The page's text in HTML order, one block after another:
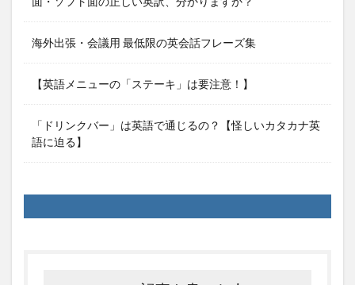
海外出張・会議用 最低限の英会話フレーズ集
【英語メニューの「ステーキ」は要注意！】
「ドリンクバー」は英語で通じるの？【怪しいカタカナ英
語に迫る】